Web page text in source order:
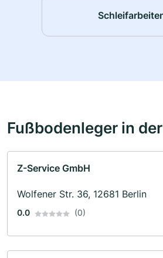
Fußbodenleger in
Z-Service GmbH
Wolfener Str. 36, 12681 Berlin
0.0 (0)